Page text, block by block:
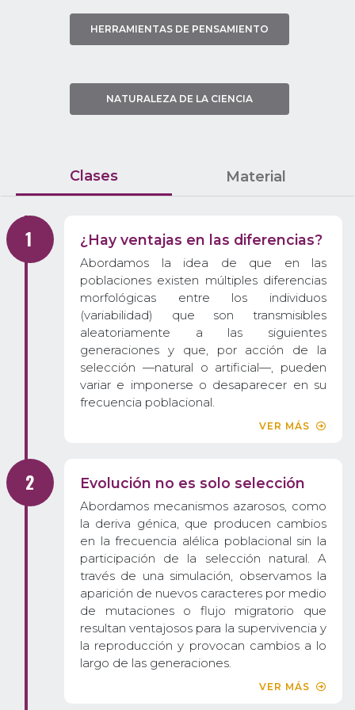
HERRAMIENTAS DE PENSAMIENTO
NATURALEZA DE LA CIENCIA
Clases Material
¿Hay ventajas en las diferencias?
Abordamos la idea de que en las
poblaciones existen múltiples diferencias
morfológicas entre los individuos
(variabilidad) que son transmisibles
aleatoriamente a las siguientes
generaciones y que, por acción de la
selección —natural o artificial—, pueden
variar e imponerse o desaparecer en su
frecuencia poblacional.
VER MÁS
Evolución no es solo selección
Abordamos mecanismos azarosos, como
la deriva génica, que producen cambios
en la frecuencia alélica poblacional sin la
participación de la selección natural. A
través de una simulación, observamos la
aparición de nuevos caracteres por medio
de mutaciones o flujo migratorio que
resultan ventajosos para la supervivencia y
la reproducción y provocan cambios a lo
largo de las generaciones.
VER MÁS